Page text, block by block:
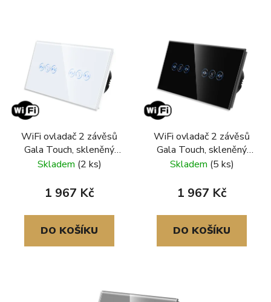
WiFi ovladač 2 závěsů
Gala Touch, skleněný
rámeček, bílá
Skladem (2 ks)
1 967 Kč
DO KOŠÍKU
WiFi ovladač 2 závěsů
Gala Touch, skleněný
rámeček, černá
Skladem (5 ks)
1 967 Kč
DO KOŠÍKU